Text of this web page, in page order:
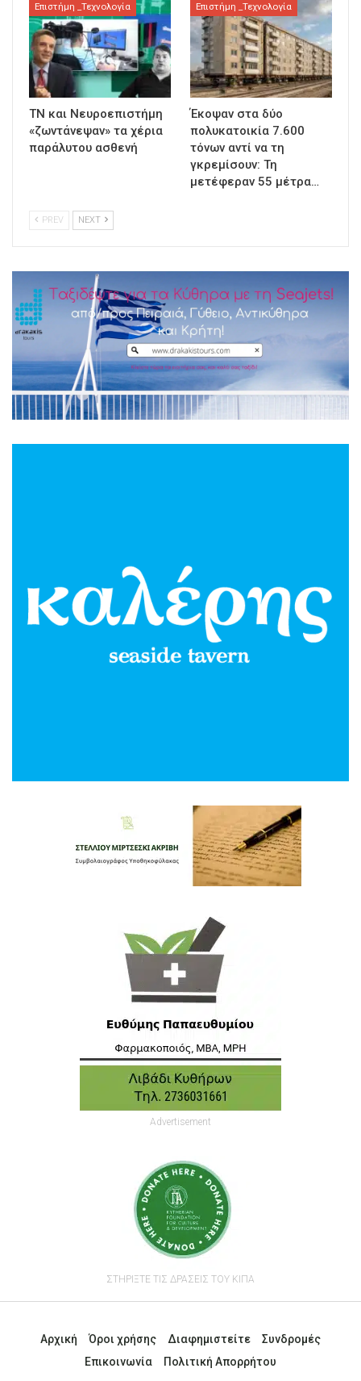
Επιστήμη _Τεχνολογία
ΤΝ και Νευροεπιστήμη
«ζωντάνεψαν» τα χέρια
παράλυτου ασθενή
Επιστήμη _Τεχνολογία
Έκοψαν στα δύο
πολυκατοικία 7.600
τόνων αντί να τη
γκρεμίσουν: Τη
μετέφεραν 55 μέτρα…
PREV NEXT
Advertisement
ΣΤΗΡΙΞΤΕ ΤΙΣ ΔΡΑΣΕΙΣ ΤΟΥ ΚΙΠΑ
Αρχική Όροι χρήσης Διαφημιστείτε
Συνδρομές
Επικοινωνία
Πολιτική Απορρήτου